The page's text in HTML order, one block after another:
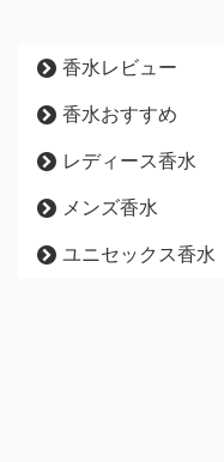
香水レビュー
香水おすすめ
レディース香水
メンズ香水
ユニセックス香水